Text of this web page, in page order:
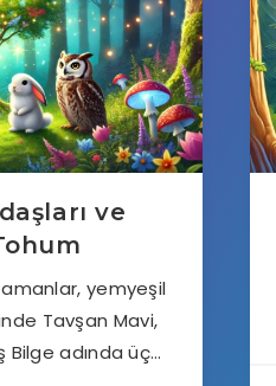
ve
yemyeşil
Tavşan Mavi,
Bilge adında üç…